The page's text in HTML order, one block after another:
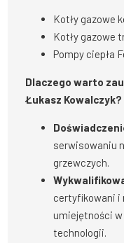
Kotły gazowe
Kotły gazowe
Pompy ciepła
Dlaczego warto
Łukasz Kowalczyk?
serwisowaniu
grzewczych.
certyfikowani i
umiejętności
technologii.